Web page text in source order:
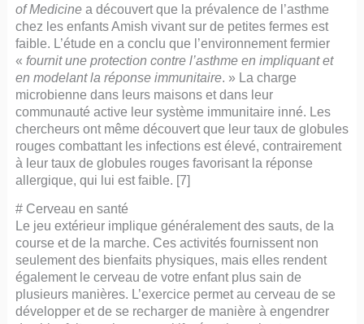
of Medicinea découvert que la prévalence de l’asthme
chez les enfants Amish vivant sur de petites fermes est
faible. L’étude en a conclu que l’environnement fermier
« fournit une protection contre l’asthme en impliquant et
en modelant la réponse immunitaire. » La charge
microbienne dans leurs maisons et dans leur
communauté active leur système immunitaire inné. Les
chercheurs ont même découvert que leur taux de globules
rouges combattant les infections est élevé, contrairement
à leur taux de globules rouges favorisant la réponse
allergique, qui lui est faible. [7]
# Cerveau en santé
Le jeu extérieur implique généralement des sauts, de la
course et de la marche. Ces activités fournissent non
seulement des bienfaits physiques, mais elles rendent
également le cerveau de votre enfant plus sain de
plusieurs manières. L’exercice permet au cerveau de se
développer et de se recharger de manière à engendrer